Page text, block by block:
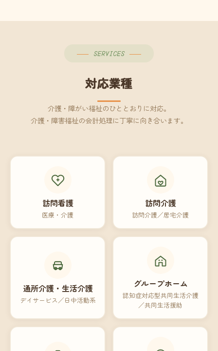
SERVICES
対応業種
介護・障がい福祉のひととおりに対応。
介護・障害福祉の会計処理に丁寧に向き合います。
訪問看護
医療・介護
訪問介護
訪問介護／居宅介護
通所介護・生活介護
デイサービス／日中活動系
グループホーム
認知症対応型共同生活介護
／共同生活援助